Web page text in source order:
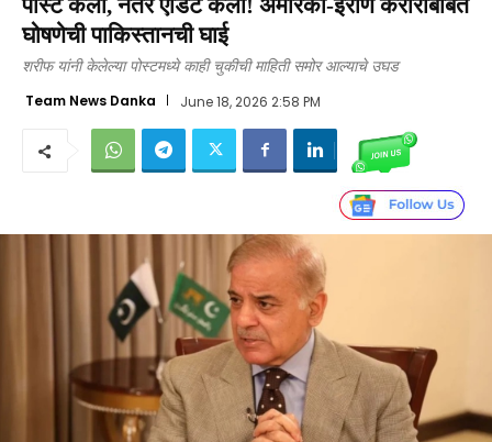
पोस्ट केली, नंतर एडिट केली! अमेरिका-इराण कराराबाबत
घोषणेची पाकिस्तानची घाई
शरीफ यांनी केलेल्या पोस्टमध्ये काही चुकीची माहिती समोर आल्याचे उघड
Team News Danka June 18, 2026 2:58 PM